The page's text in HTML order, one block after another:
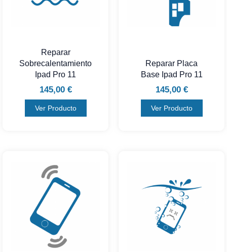
Reparar
Sobrecalentamiento
Ipad Pro 11
145,00 €
Ver Producto
Reparar Placa
Base Ipad Pro 11
145,00 €
Ver Producto